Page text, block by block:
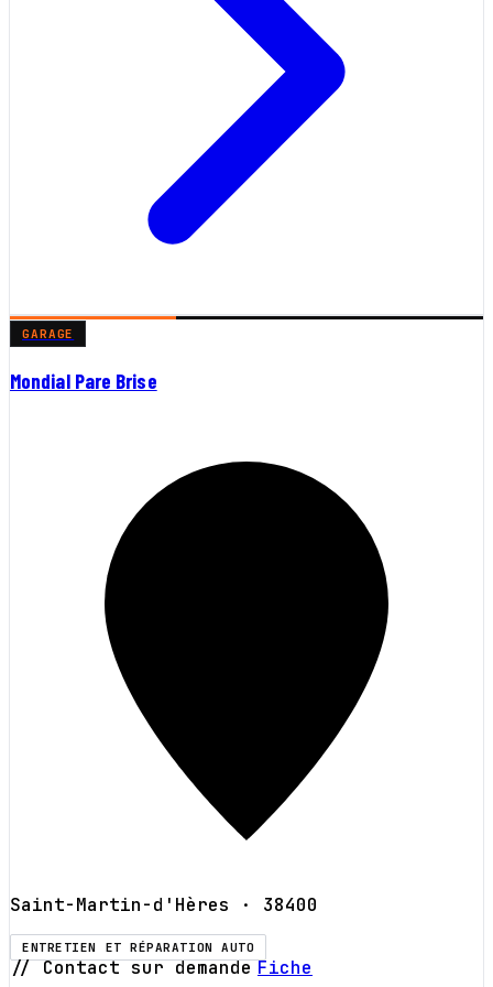
GARAGE
Mondial Pare Brise
Saint-Martin-d'Hères · 38400
ENTRETIEN ET RÉPARATION AUTO
// Contact sur demande Fiche